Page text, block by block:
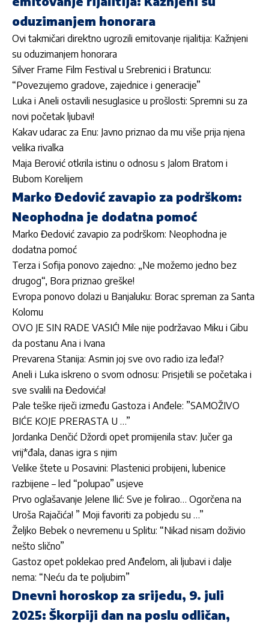
oduzimanjem honorara
Ovi takmičari direktno ugrozili emitovanje rijalitija: Kažnjeni
su oduzimanjem honorara
Silver Frame Film Festival u Srebrenici i Bratuncu:
“Povezujemo gradove, zajednice i generacije”
Luka i Aneli ostavili nesuglasice u prošlosti: Spremni su za
novi početak ljubavi!
Kakav udarac za Enu: Javno priznao da mu više prija njena
velika rivalka
Maja Berović otkrila istinu o odnosu s Jalom Bratom i
Bubom Korelijem
Marko Đedović zavapio za podrškom:
Neophodna je dodatna pomoć
Marko Đedović zavapio za podrškom: Neophodna je
dodatna pomoć
Terza i Sofija ponovo zajedno: „Ne možemo jedno bez
drugog“, Bora priznao greške!
Evropa ponovo dolazi u Banjaluku: Borac spreman za Santa
Kolomu
OVO JE SIN RADE VASIĆ! Mile nije podržavao Miku i Gibu
da postanu Ana i Ivana
Prevarena Stanija: Asmin joj sve ovo radio iza leđa!?
Aneli i Luka iskreno o svom odnosu: Prisjetili se početaka i
sve svalili na Đedovića!
Pale teške riječi između Gastoza i Anđele: ”SAMOŽIVO
BIĆE KOJE PRERASTA U …”
Jordan­ka Denčić Džordi opet promijenila stav: Jučer ga
vrij*đala, danas igra s njim
Velike štete u Posavini: Plastenici probijeni, lubenice
razbijene – led “polupao” usjeve
Prvo oglašavanje Jelene Ilić: Sve je folirao… Ogorčena na
Uroša Rajačića! ” Moji favoriti za pobjedu su …”
Željko Bebek o nevremenu u Splitu: “Nikad nisam doživio
nešto slično”
Gastoz opet poklekao pred Anđelom, ali ljubavi i dalje
nema: “Neću da te poljubim”
Dnevni horoskop za srijedu, 9. juli
2025: Škorpiji dan na poslu odličan,